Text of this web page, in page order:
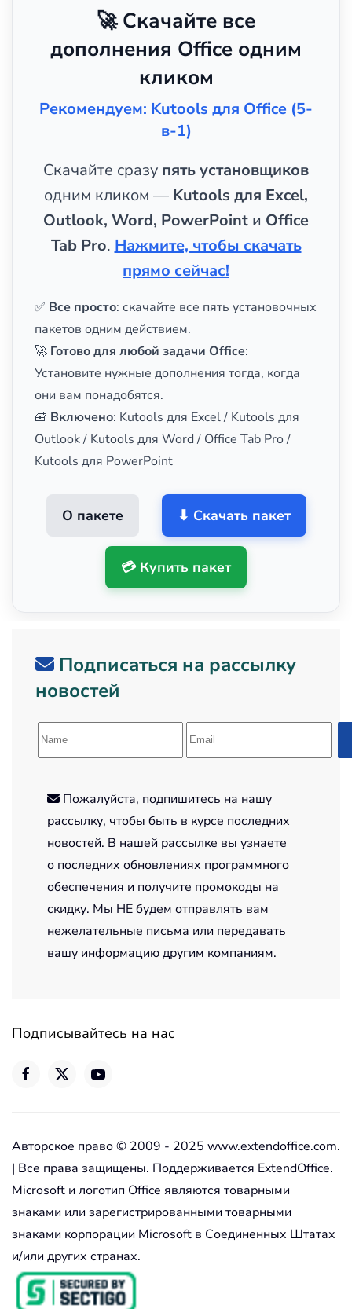
🚀 Скачайте все
дополнения Office одним
кликом
Рекомендуем: Kutools для Office (5-
в-1)
Скачайте сразу пять установщиков
одним кликом — Kutools для Excel,
Outlook, Word, PowerPoint и Office
Tab Pro. Нажмите, чтобы скачать
прямо сейчас!
✅ Все просто: скачайте все пять установочных
пакетов одним действием.
🚀 Готово для любой задачи Office:
Установите нужные дополнения тогда, когда
они вам понадобятся.
🧰 Включено: Kutools для Excel / Kutools для
Outlook / Kutools для Word / Office Tab Pro /
Kutools для PowerPoint
О пакете ⬇ Скачать пакет
💳 Купить пакет
Подписаться на рассылку
новостей
Пожалуйста, подпишитесь на нашу
рассылку, чтобы быть в курсе последних
новостей. В нашей рассылке вы узнаете
о последних обновлениях программного
обеспечения и получите промокоды на
скидку. Мы НЕ будем отправлять вам
нежелательные письма или передавать
вашу информацию другим компаниям.
Подписывайтесь на нас
Авторское право © 2009 - 2025 www.extendoffice.com.
| Все права защищены. Поддерживается ExtendOffice.
Microsoft и логотип Office являются товарными
знаками или зарегистрированными товарными
знаками корпорации Microsoft в Соединенных Штатах
и/или других странах.